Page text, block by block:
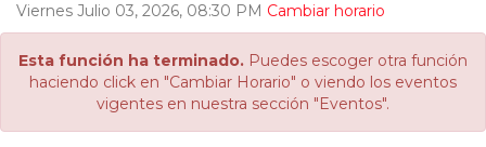
Viernes Julio 03, 2026, 08:30 PM Cambiar horario
Esta función ha terminado. Puedes escoger otra función
haciendo click en "Cambiar Horario" o viendo los eventos
vigentes en nuestra sección "Eventos".